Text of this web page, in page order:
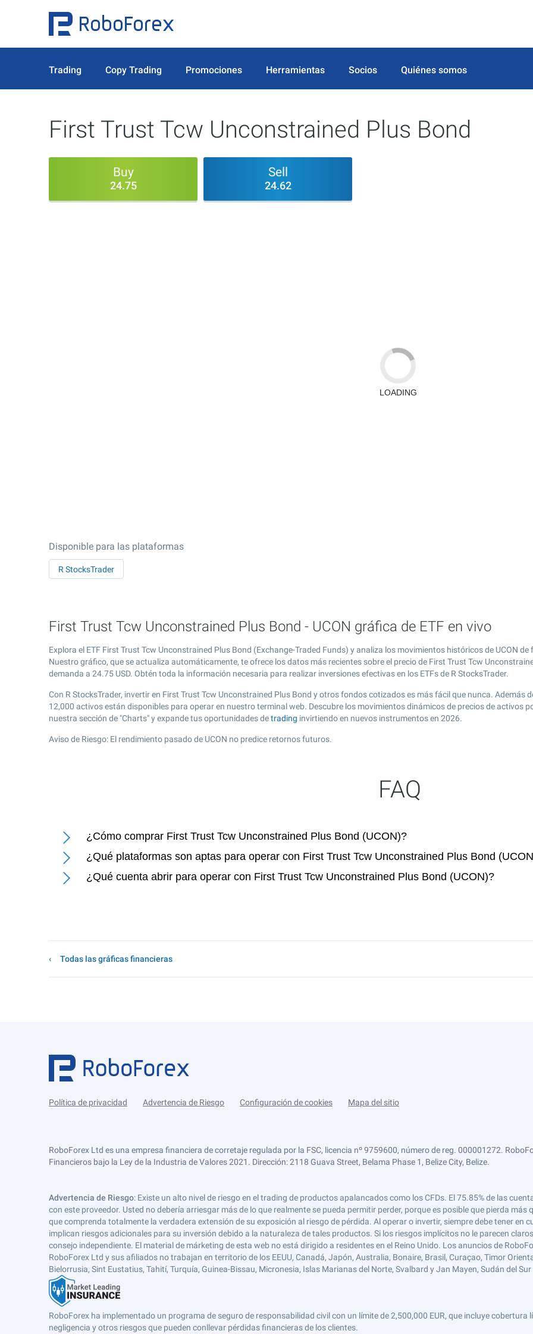
Trading Copy Trading Promociones Herramientas Socios Quiénes somos
First Trust Tcw Unconstrained Plus Bond
Buy
24.75
Sell
24.62
Disponible para las plataformas
R StocksTrader
First Trust Tcw Unconstrained Plus Bond - UCON gráfica de ETF en vivo
Explora el ETF First Trust Tcw Unconstrained Plus Bond (Exchange-Traded Funds) y analiza los movimientos históricos de UCON
Nuestro gráfico, que se actualiza automáticamente, te ofrece los datos más recientes sobre el precio de First Trust Tcw
demanda a 24.75 USD. Obtén toda la información necesaria para realizar inversiones efectivas en los ETFs de R StocksTrader.
Con R StocksTrader, invertir en First Trust Tcw Unconstrained Plus Bond y otros fondos cotizados es más fácil que nunca. Además
12,000 activos están disponibles para operar en nuestro terminal web. Descubre los movimientos dinámicos de precios de activos
nuestra sección de "Charts" y expande tus oportunidades detrading invirtiendo en nuevos instrumentos en 2026.
Aviso de Riesgo: El rendimiento pasado de UCON no predice retornos futuros.
FAQ
¿Cómo comprar First Trust Tcw Unconstrained Plus Bond (UCON)?
¿Qué plataformas son aptas para operar con First Trust Tcw Unconstrained Plus Bond
¿Qué cuenta abrir para operar con First Trust Tcw Unconstrained Plus Bond (UCON)?
Todas las gráficas financieras
Política de privacidad Advertencia de Riesgo Configuración de cookies Mapa del sitio
RoboForex Ltd es una empresa financiera de corretaje regulada por la FSC, licencia nº 9759600, número de reg. 000001272.
Financieros bajo la Ley de la Industria de Valores 2021. Dirección: 2118 Guava Street, Belama Phase 1, Belize City, Belize.
Advertencia de Riesgo: Existe un alto nivel de riesgo en el trading de productos apalancados como los CFDs. El 75.85% de las
con este proveedor. Usted no debería arriesgar más de lo que realmente se pueda permitir perder, porque es posible que pierda
que comprenda totalmente la verdadera extensión de su exposición al riesgo de pérdida. Al operar o invertir, siempre debe tener en
implican riesgos adicionales para su inversión debido a la naturaleza de tales productos. Si los riesgos implícitos no le parecen
consejo independiente. El material de márketing de esta web no está dirigido a residentes en el Reino Unido. Los anuncios de
RoboForex Ltd y sus afiliados no trabajan en territorio de los EEUU, Canadá, Japón, Australia, Bonaire, Brasil, Curaçao, Timor
Bielorrusia, Sint Eustatius, Tahití, Turquía, Guinea-Bissau, Micronesia, Islas Marianas del Norte, Svalbard y Jan Mayen, Sudán del
RoboForex ha implementado un programa de seguro de responsabilidad civil con un límite de 2,500,000 EUR, que incluye
negligencia y otros riesgos que pueden conllevar pérdidas financieras de los clientes.